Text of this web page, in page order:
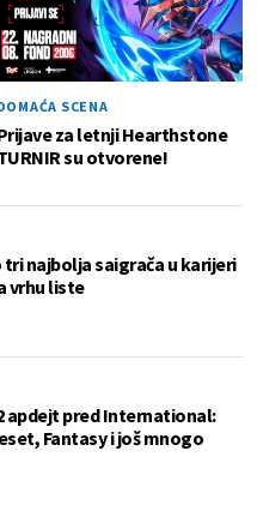
SCENA
za letnji Hearthstone
su otvorene!
tri najbolja saigrača u karijeri
vrhu liste
apdejt pred International:
Fantasy i još mnogo